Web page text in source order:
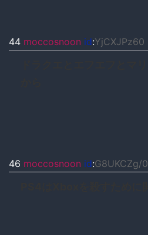
44 moccosnoon id:YjCXJPz60
46 moccosnoon id:G8UKCZg/0